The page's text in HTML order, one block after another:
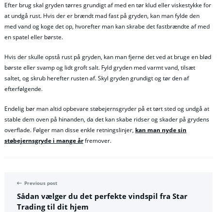
Efter brug skal gryden tørres grundigt af med en tør klud eller viskestykke for
at undgå rust. Hvis der er brændt mad fast på gryden, kan man fylde den
med vand og koge det op, hvorefter man kan skrabe det fastbrændte af med
en spatel eller børste.
Hvis der skulle opstå rust på gryden, kan man fjerne det ved at bruge en blød
børste eller svamp og lidt groft salt. Fyld gryden med varmt vand, tilsæt
saltet, og skrub herefter rusten af. Skyl gryden grundigt og tør den af
efterfølgende.
Endelig bør man altid opbevare støbejernsgryder på et tørt sted og undgå at
stable dem oven på hinanden, da det kan skabe ridser og skader på grydens
overflade. Følger man disse enkle retningslinjer, kan man nyde sin
støbejernsgryde i mange årfremover.
Previous post
Sådan vælger du det perfekte vindspil fra Star
Trading til dit hjem